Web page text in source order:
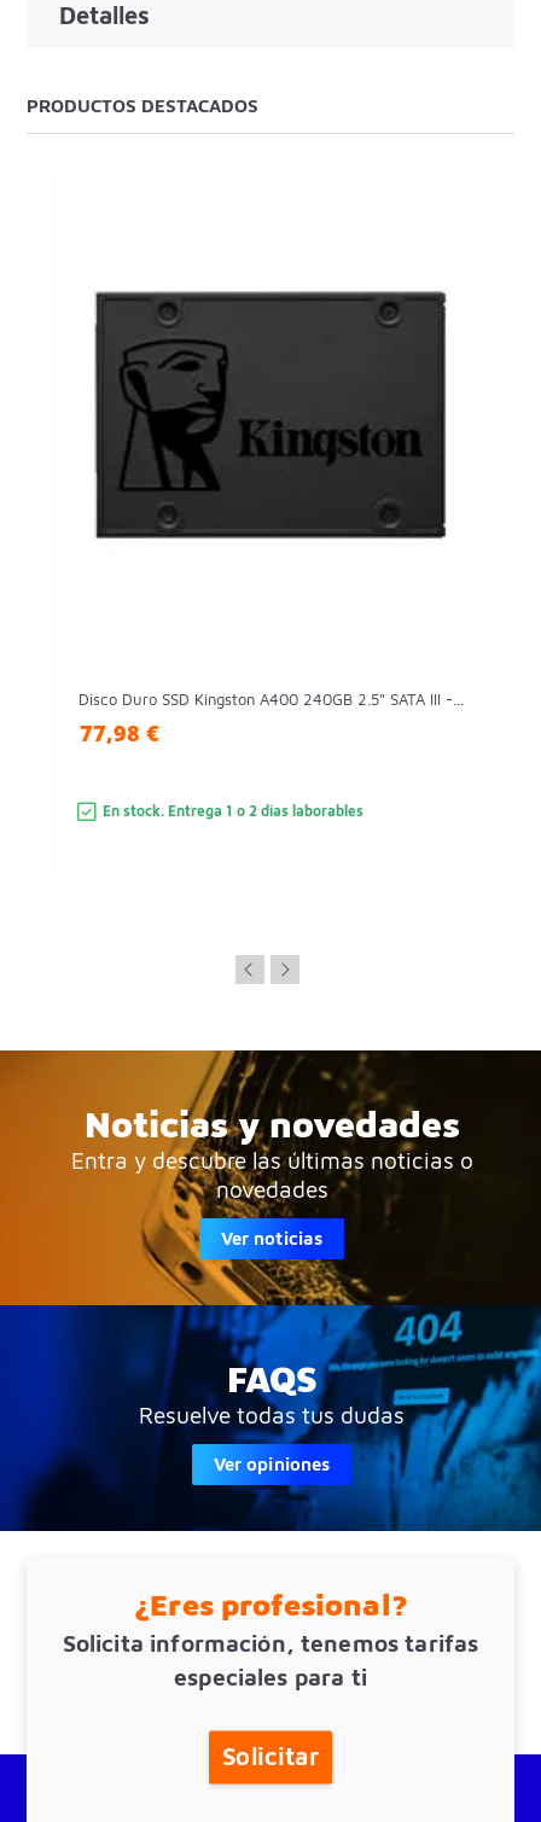
Detalles
PRODUCTOS DESTACADOS
Disco Duro SSD Kingston A400 240GB 2.5" SATA III -...
77,98 €
En stock. Entrega 1 o 2 días laborables
Noticias y novedades
Entra y descubre las últimas noticias o
novedades
Ver noticias
FAQS
Resuelve todas tus dudas
Ver opiniones
¿Eres profesional?
Solicita información, tenemos tarifas
especiales para ti
Solicitar